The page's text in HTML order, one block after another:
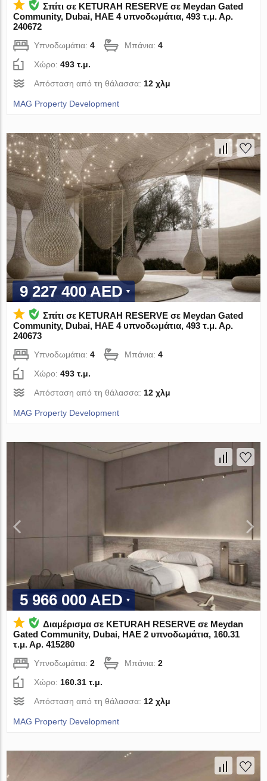
Σπίτι σε KETURAH RESERVE σε Meydan Gated
Community, Dubai, ΗΑΕ 4 υπνοδωμάτια, 493 τ.μ. Αρ.
240672
Υπνοδωμάτια:4 Μπάνια:4
Χώρο:493 τ.μ.
Απόσταση από τη θάλασσα: 12 χλμ
MAG Property Development
9 227 400 AED
Σπίτι σε KETURAH RESERVE σε Meydan Gated
Community, Dubai, ΗΑΕ 4 υπνοδωμάτια, 493 τ.μ. Αρ.
240673
Υπνοδωμάτια:4 Μπάνια:4
Χώρο:493 τ.μ.
Απόσταση από τη θάλασσα: 12 χλμ
MAG Property Development
5 966 000 AED
Διαμέρισμα σε KETURAH RESERVE σε Meydan
Gated Community, Dubai, ΗΑΕ 2 υπνοδωμάτια, 160.31
τ.μ. Αρ. 415280
Υπνοδωμάτια:2 Μπάνια:2
Χώρο:160.31 τ.μ.
Απόσταση από τη θάλασσα:12 χλμ
MAG Property Development